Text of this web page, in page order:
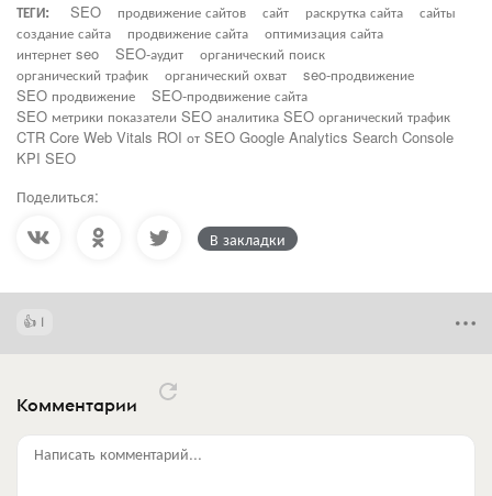
ТЕГИ:
SEO продвижение сайтов сайт раскрутка сайта
сайты
создание сайта
продвижение сайта
оптимизация сайта
интернет seo
SEO-аудит
органический поиск
органический трафик
органический охват
seo-продвижение
SEO продвижение
SEO-продвижение сайта
SEO метрики показатели SEO аналитика SEO органический трафик
CTR Core Web Vitals ROI от SEO Google Analytics Search Console
KPI SEO
Поделиться:
В закладки
1
Комментарии
Написать комментарий...